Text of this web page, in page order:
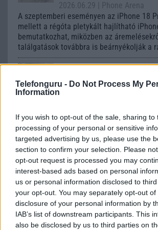
Telefonguru - Do Not Process My
Information
If you wish to opt-out of the sale, sharing to
processing of your personal or sensitive
targeted advertising by us, please use the
section to confirm your selection. Please
opt-out request is processed you may
interest-based ads based on personal
us or personal information disclosed to
your opt-out. You may separately opt-out
disclosure of your personal information by
IAB’s list of downstream participants. This
also be disclosed by us to third parties on
2026.06.29
| Phone Arena
A szeptemberi eseményen az iPhone 18
mellett a régóta pletykált hajlítható
bemutatkozhat, miközben az
találgatások továbbra is beárnyékolják a
Az Android rejtett
funkció, amely
meg a mindennapokat
Sok felhasználó külön alkalmazásokra
Android már évek óta olyan intelligens
amelyek maguktól dolgoznak a háttérben.
Ez a rejtett Samsung
megváltoztatja a
sokan mégsem tudnak
2026.07.12| Android Central
Az Edge Panel az egyik leghasznosabb
jelentősen felgyorsítja a mindennapi
miközben a Pixel telefonokból továbbra